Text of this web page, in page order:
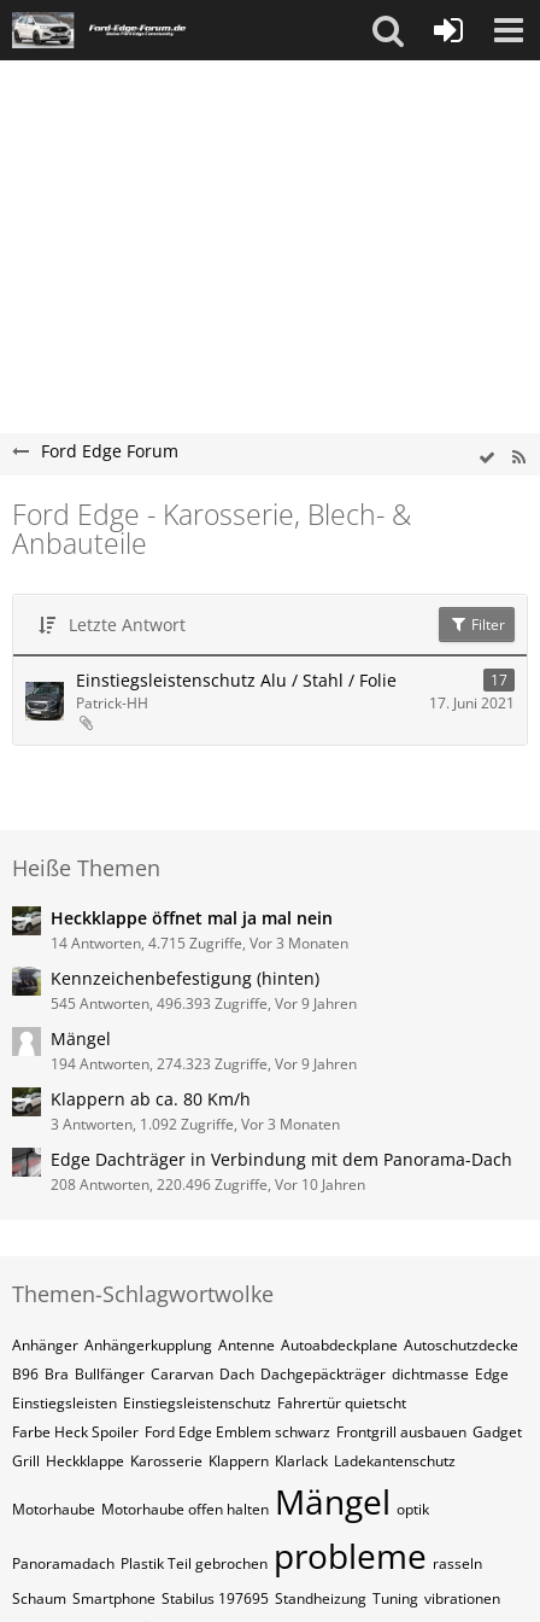
Ford Edge Forum
Ford Edge - Karosserie, Blech- &
Anbauteile
Letzte Antwort Filter
Einstiegsleistenschutz Alu / Stahl / Folie
17
Patrick-HH
17. Juni 2021
Heiße Themen
Heckklappe öffnet mal ja mal nein
14 Antworten, 4.715 Zugriffe, Vor 3 Monaten
Kennzeichenbefestigung (hinten)
545 Antworten, 496.393 Zugriffe, Vor 9 Jahren
Mängel
194 Antworten, 274.323 Zugriffe, Vor 9 Jahren
Klappern ab ca. 80 Km/h
3 Antworten, 1.092 Zugriffe, Vor 3 Monaten
Edge Dachträger in Verbindung mit dem Panorama-Dach
208 Antworten, 220.496 Zugriffe, Vor 10 Jahren
Themen-Schlagwortwolke
Anhänger Anhängerkupplung Antenne Autoabdeckplane Autoschutzdecke
B96 Bra Bullfänger Cararvan Dach Dachgepäckträger dichtmasse Edge
Einstiegsleisten Einstiegsleistenschutz Fahrertür quietscht
Farbe Heck Spoiler Ford Edge Emblem schwarz Frontgrill ausbauen Gadget
Grill Heckklappe Karosserie Klappern Klarlack Ladekantenschutz
Motorhaube Motorhaube offen halten Mängel optik
Panoramadach Plastik Teil gebrochen probleme rasseln
Schaum Smartphone Stabilus 197695 Standheizung Tuning vibrationen